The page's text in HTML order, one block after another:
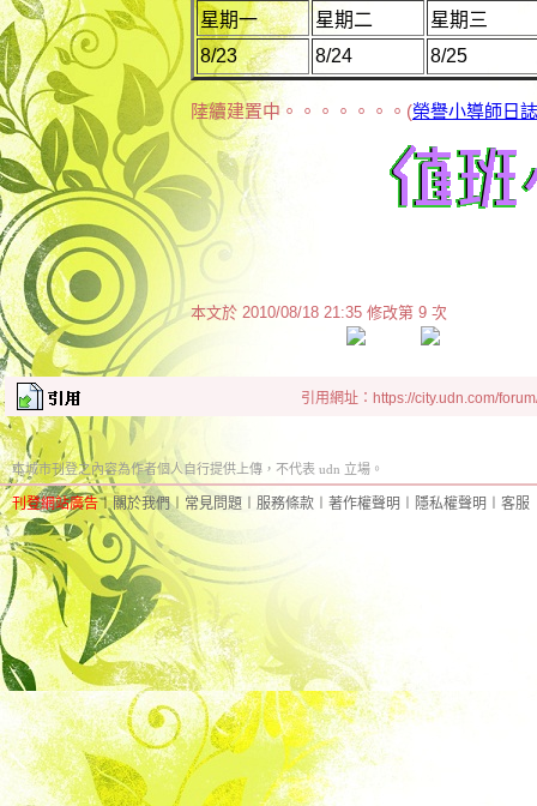
星期一 星期二
星期三
8/23
8/24 8/25
陸續建置中。。。。。。。(榮譽小導師日
本文於 2010/08/18 21:35 修改第 9 次
引用網址：https://city.udn.com/
本城市刊登之內容為作者個人自行提供上傳，不代表 udn 立場。
刊登網站廣告︱ 關於我們︱ 常見問題 服務條款 著作權聲明 隱私權聲明 客服